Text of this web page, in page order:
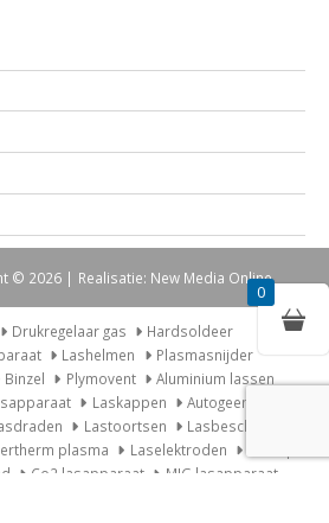
© 2026 | Realisatie: New Media Online
Drukregelaar gas
Hardsoldeer
Lashelmen
Plasmasnijder
Binzel Plymovent
Aluminium lassen
Laskappen
Autogeen Lasset
Lastoortsen
Lasbescherming
plasma Laselektroden
Co2 lasapparaat
MIG lasapparaat
0